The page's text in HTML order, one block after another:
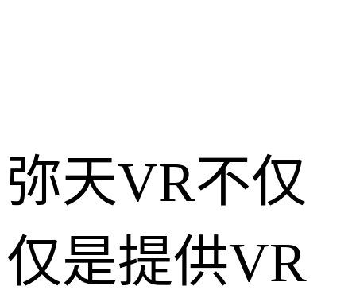
弥天VR不仅
仅是提供VR